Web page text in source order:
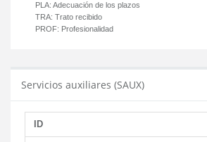
PLA: Adecuación de los plazos
TRA: Trato recibido
PROF: Profesionalidad
Servicios auxiliares (SAUX)
ID